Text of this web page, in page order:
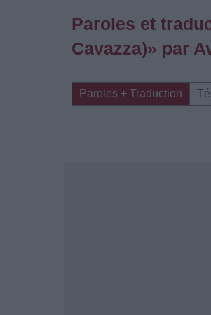
Paroles et
Cavazza)» par
Paroles + Traduction